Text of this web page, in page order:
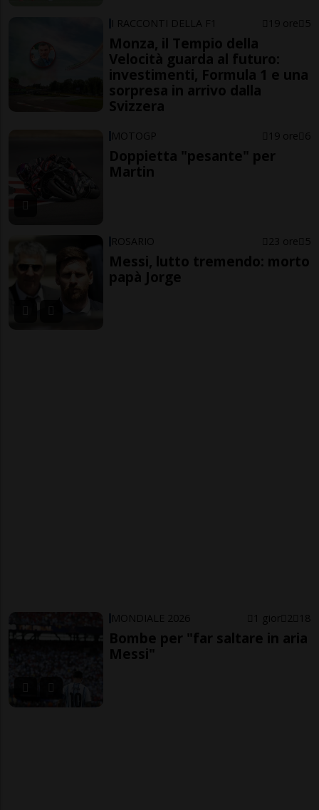
I RACCONTI DELLA F1 19 ore 5
Monza, il Tempio della
Velocità guarda al futuro:
investimenti, Formula 1 e una
sorpresa in arrivo dalla
Svizzera
MOTOGP 19 ore 6
Doppietta "pesante" per
Martin
ROSARIO 23 ore 5
Messi, lutto tremendo: morto
papà Jorge
MONDIALE 2026 1 gior 2 18
Bombe per "far saltare in aria
Messi"